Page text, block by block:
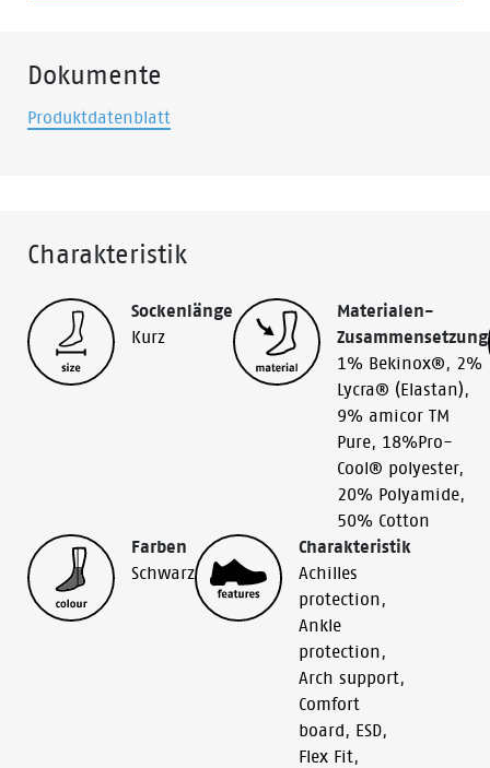
Dokumente
Produktdatenblatt
Charakteristik
Sockenlänge
Kurz
Materialen-
Zusammensetzung
1% Bekinox®, 2%
Lycra® (Elastan),
9% amicor TM
Pure, 18%Pro-
Cool® polyester,
20% Polyamide,
50% Cotton
Farben
Schwarz
Charakteristik
Achilles
protection,
Ankle
protection,
Arch support,
Comfort
board, ESD,
Flex Fit,